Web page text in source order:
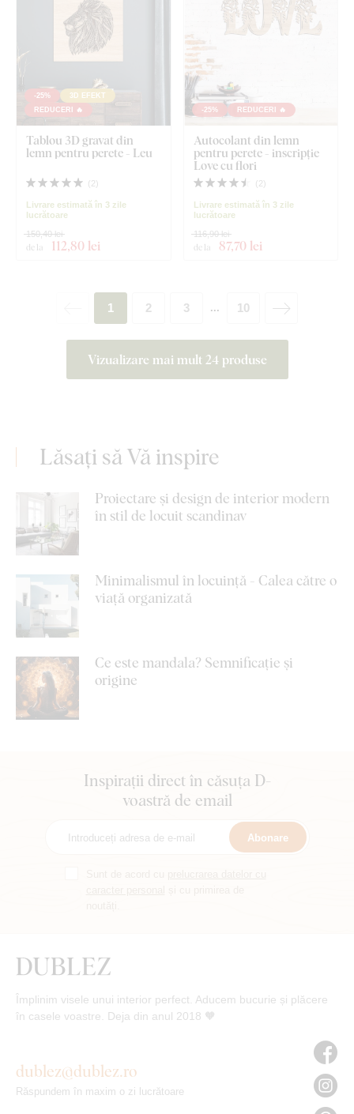
-25%
3D EFEKT
REDUCERI 🔥
Tablou 3D gravat din
lemn pentru perete - Leu
( 2)
Livrare estimată în 3 zile
lucrătoare
de la 112,80 lei
150,40 lei
-25% REDUCERI 🔥
Autocolant din lemn
pentru perete - inscripție
Love cu flori
( 2)
Livrare estimată în 3 zile
lucrătoare
de la 87,70 lei
116,90 lei
Vizualizare mai mult 24 produse
1 2 3 ... 10
Lăsați să Vă inspire
Proiectare și design de interior modern
în stil de locuit scandinav
Minimalismul în locuință - Calea către o
viață organizată
Ce este mandala? Semnificație și
origine
Inspirații direct în căsuța D-
voastră de email
Abonare
Împlinim visele unui interior perfect. Aducem bucurie și plăcere
în casele voastre. Deja din anul 2018 🧡
dublez@dublez.ro
Răspundem în maxim o zi lucrătoare